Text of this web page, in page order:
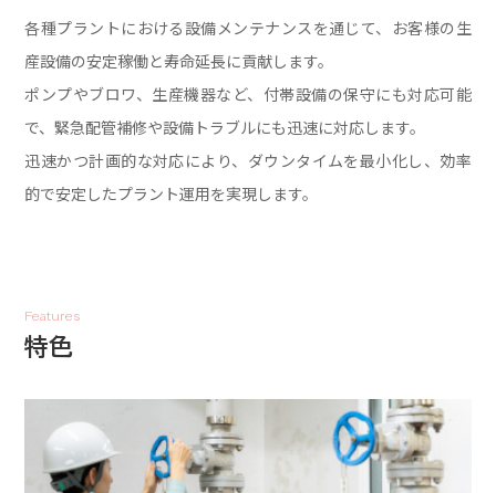
各種プラントにおける設備メンテナンスを通じて、お客様の生
産設備の安定稼働と寿命延長に貢献します。
ポンプやブロワ、生産機器など、付帯設備の保守にも対応可能
で、緊急配管補修や設備トラブルにも迅速に対応します。
迅速かつ計画的な対応により、ダウンタイムを最小化し、効率
的で安定したプラント運用を実現します。
Features
特色